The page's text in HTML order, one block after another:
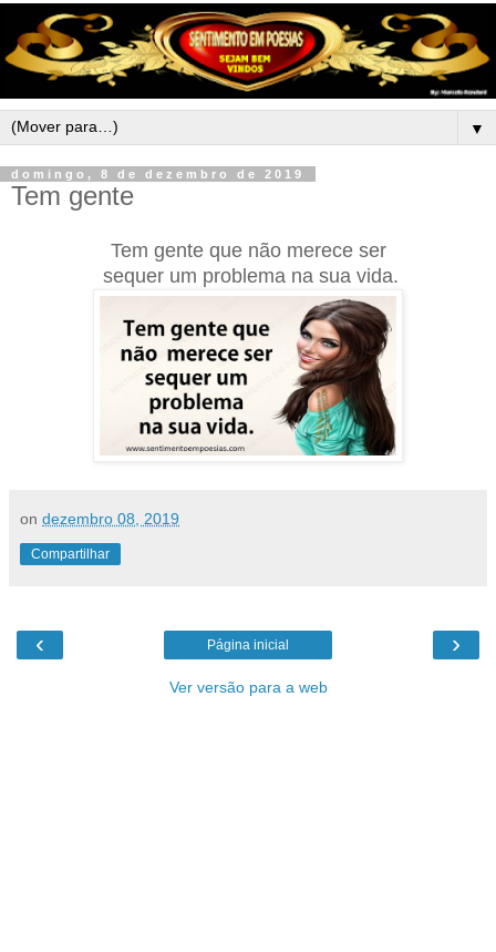
▼
domingo, 8 de dezembro de 2019
Tem gente
Tem gente que não merece ser
sequer um problema na sua vida.
on dezembro 08, 2019
Compartilhar
‹ ›
Página inicial
Ver versão para a web